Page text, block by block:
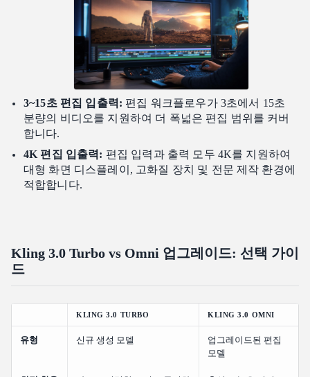
3~15초 편집 입출력: 편집 워크플로우가 3초에서 15초
분량의 비디오를 지원하여 더 폭넓은 편집 범위를 커버
합니다.
4K 편집 입출력: 편집 입력과 출력 모두 4K를 지원하여
대형 화면 디스플레이, 고화질 장치 및 전문 제작 환경에
적합합니다.
Kling 3.0 Turbo vs Omni 업그레이드: 선택 가이
드
KLING 3.0 TURBO KLING 3.0 OMNI
유형 신규 생성 모델
업그레이드된 편집
모델